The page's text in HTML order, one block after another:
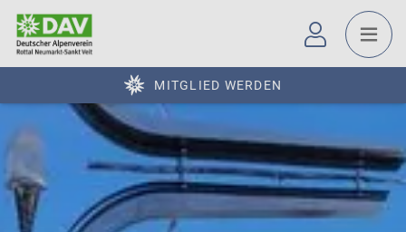
MITGLIED WERDEN